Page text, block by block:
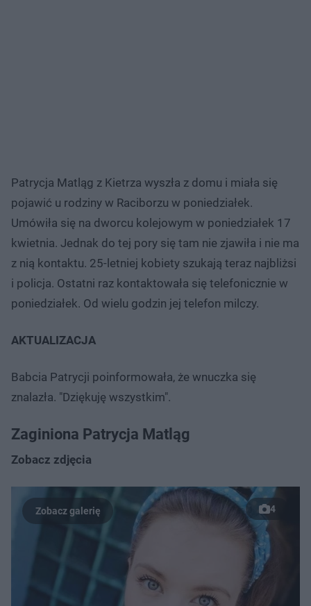
Patrycja Matląg z Kietrza wyszła z domu i miała się
pojawić u rodziny w Raciborzu w poniedziałek.
Umówiła się na dworcu kolejowym w poniedziałek 17
kwietnia. Jednak do tej pory się tam nie zjawiła i nie ma
z nią kontaktu. 25-letniej kobiety szukają teraz najbliżsi
i policja. Ostatni raz kontaktowała się telefonicznie w
poniedziałek. Od wielu godzin jej telefon milczy.
AKTUALIZACJA
Babcia Patrycji poinformowała, że wnuczka się
znalazła. "Dziękuję wszystkim".
Zaginiona Patrycja Matląg
Zobacz zdjęcia
4